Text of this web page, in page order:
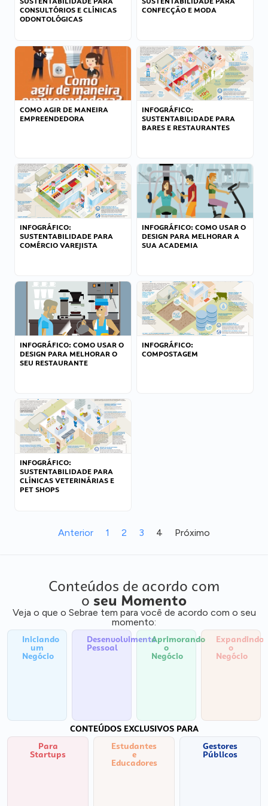
CONSULTÓRIOS E CLÍNICAS
ODONTOLÓGICAS
CONFECÇÃO E MODA
COMO AGIR DE MANEIRA
EMPREENDEDORA
INFOGRÁFICO:
SUSTENTABILIDADE PARA
BARES E RESTAURANTES
INFOGRÁFICO:
SUSTENTABILIDADE PARA
COMÉRCIO VAREJISTA
INFOGRÁFICO: COMO USAR O
DESIGN PARA MELHORAR A
SUA ACADEMIA
INFOGRÁFICO: COMO USAR O
DESIGN PARA MELHORAR O
SEU RESTAURANTE
INFOGRÁFICO:
COMPOSTAGEM
INFOGRÁFICO:
SUSTENTABILIDADE PARA
CLÍNICAS VETERINÁRIAS E
PET SHOPS
Anterior 1 2 3 4 Próximo
Conteúdos de acordo com
o seu Momento
Veja o que o Sebrae tem para você de acordo com o seu
momento:
Iniciando
um
Negócio
Desenvolvimento
Pessoal
Aprimorando
o
Negócio
Expandindo
o
Negócio
CONTEÚDOS EXCLUSIVOS PARA
Para
Startups
Estudantes
e
Educadores
Gestores
Públicos